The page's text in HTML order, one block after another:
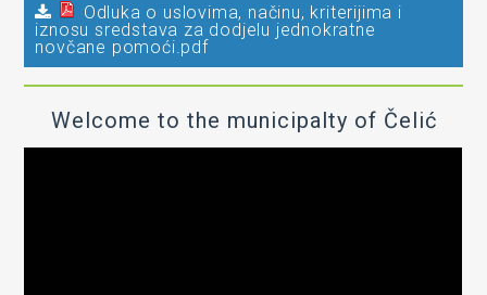
Odluka o uslovima, načinu, kriterijima i
iznosu sredstava za dodjelu jednokratne
novčane pomoći.pdf
Welcome to the municipalty of Čelić